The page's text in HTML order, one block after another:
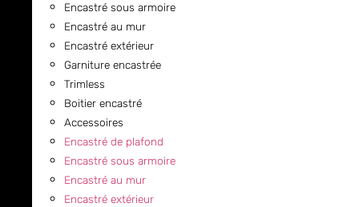
Encastré sous armoire
Encastré au mur
Encastré extérieur
Garniture encastrée
Trimless
Boitier encastré
Accessoires
Encastré de plafond
Encastré sous armoire
Encastré au mur
Encastré extérieur